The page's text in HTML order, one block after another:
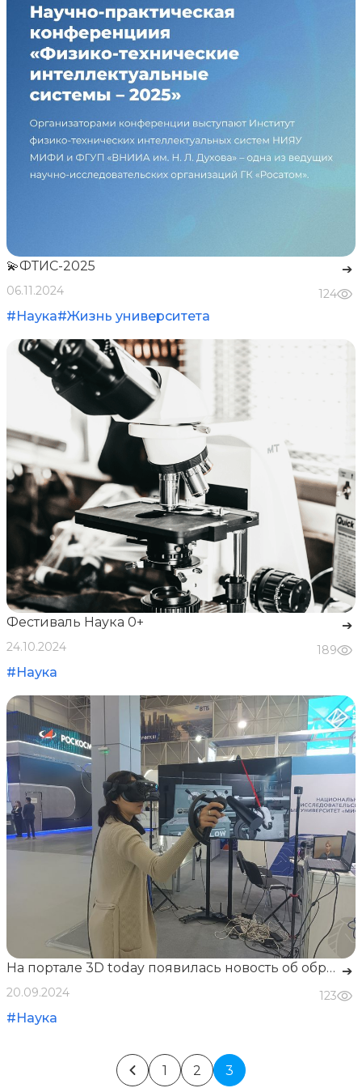
💫ФТИС-2025 ➔
06.11.2024 124
#Наука#Жизнь университета
Фестиваль Наука 0+ ➔
24.10.2024 189
#Наука
На портале 3D today появилась новость об образовательном парке виртуальных машин, созданном кафедрой №18 ИФТИС ➔
20.09.2024 123
#Наука
1 2 3